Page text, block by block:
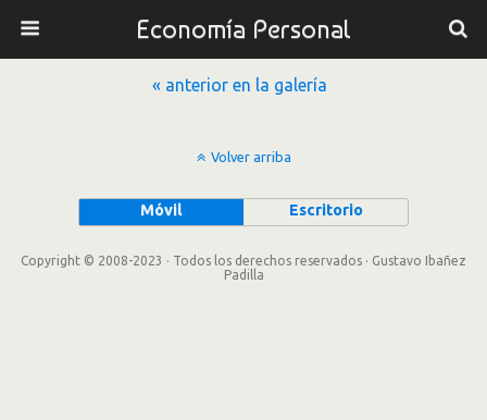
Economía Personal
« anterior en la galería
Volver arriba
Móvil Escritorio
Copyright © 2008-2023 · Todos los derechos reservados · Gustavo Ibañez
Padilla